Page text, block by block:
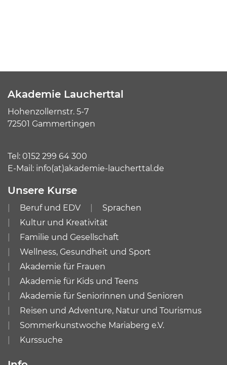
Akademie Laucherttal
Hohenzollernstr. 5-7
72501 Gammertingen
Tel: 0152 299 64 300
E-Mail: info(at)akademie-laucherttal.de
Unsere Kurse
Beruf und EDV
Sprachen
Kultur und Kreativität
Familie und Gesellschaft
Wellness, Gesundheit und Sport
Akademie für Frauen
Akademie für Kids und Teens
Akademie für Seniorinnen und Senioren
Reisen und Adventure, Natur und Tourismus
Sommerkunstwoche Mariaberg e.V.
Kurssuche